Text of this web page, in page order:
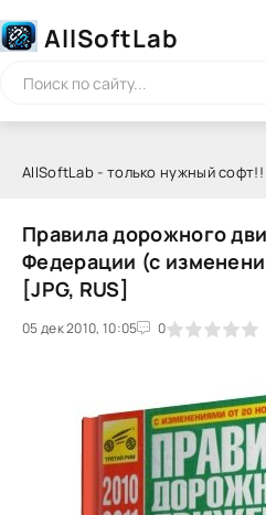
AllSoftLab
AllSoftLab - только нужный софт!!
Правила дорожного
Федерации (с
[JPG, RUS]
05 дек 2010, 10:05 0
1 2 3 4 5